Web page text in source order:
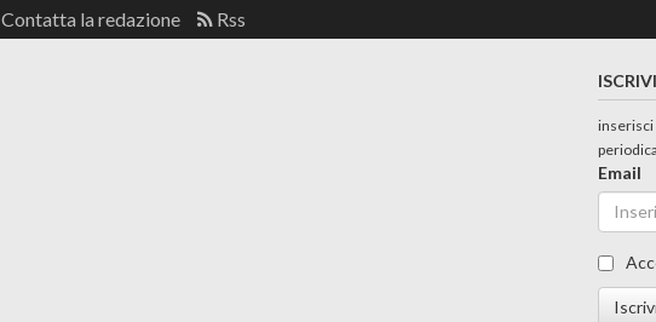
Contatta la redazione Rss
inserisci
Email